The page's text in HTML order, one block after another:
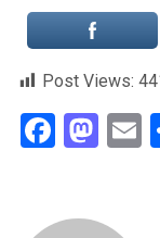
Post Views: